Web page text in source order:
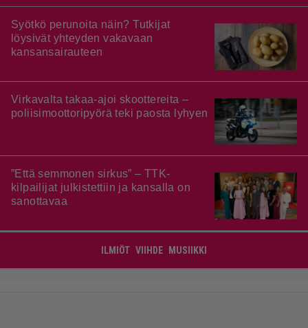
Syötkö perunoita näin? Tutkijat
löysivät yhteyden vakavaan
kansansairauteen
Virkavalta takaa-ajoi skoottereita –
poliisimoottoripyörä teki paosta lyhyen
”Että semmonen sirkus” – TTK-
kilpailijat julkistettiin ja kansalla on
sanottavaa
ILMIÖT VIIHDE MUSIIKKI